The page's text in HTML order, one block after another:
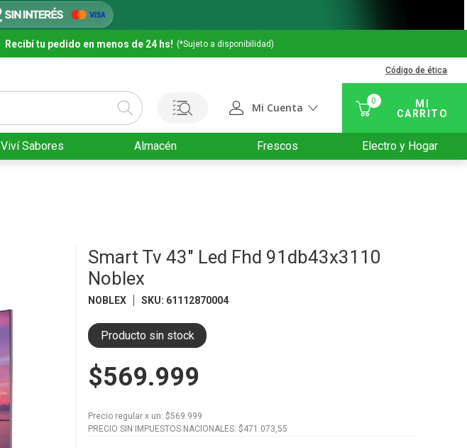
Recibí tu pedido en menos de 24 hs! (*Sujeto a disponibilidad)
Código de ética
Mi Cuenta
0
Viví Sabores Almacén Frescos Electro y Hogar
Smart Tv 43" Led Fhd 91db43x3110
Noblex
NOBLEX SKU: 61112870004
Producto sin stock
$569.999
Precio regular x un: $569.999
PRECIO SIN IMPUESTOS NACIONALES: $471.073,55